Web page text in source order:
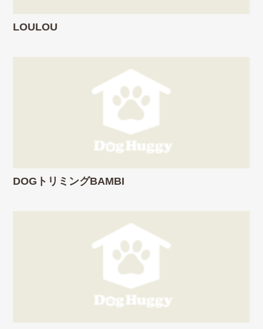
LOULOU
DOGトリミングBAMBI